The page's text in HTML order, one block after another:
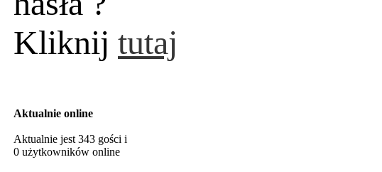
Kliknij tutaj
Aktualnie online
Aktualnie jest 343 gości i
0 użytkowników online